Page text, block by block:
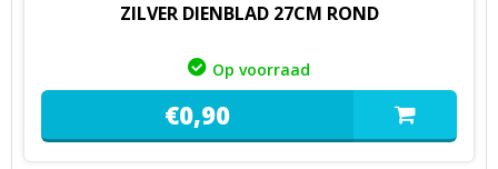
ZILVER DIENBLAD 27CM ROND
Op voorraad
€0,90